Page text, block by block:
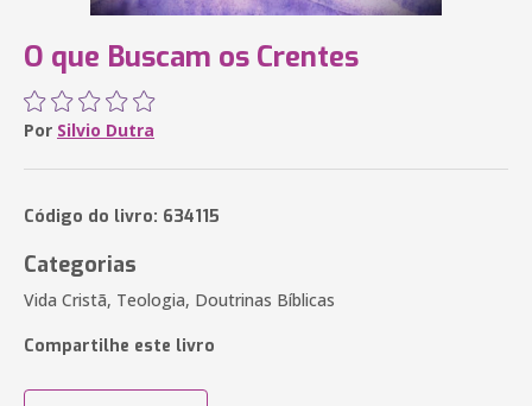
O que Buscam os Crentes
Por Silvio Dutra
Código do livro: 634115
Categorias
Vida Cristã, Teologia, Doutrinas Bíblicas
Compartilhe este livro